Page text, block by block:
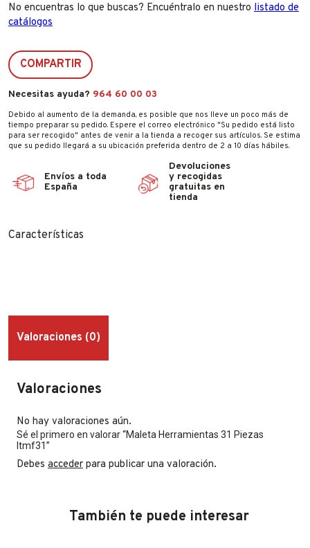
No encuentras lo que buscas? Encuéntralo en nuestro listado de
catálogos
COMPARTIR
Necesitas ayuda? 964 60 00 03
Debido al aumento de la demanda, es posible que nos lleve un poco más de
tiempo preparar su pedido. Espere el correo electrónico "Su pedido está listo
para ser recogido" antes de venir a la tienda a recoger sus artículos. Se estima
que su pedido llegará a su ubicación preferida dentro de 2 a 10 días hábiles.
Envíos a toda
España
Devoluciones
y recogidas
gratuitas en
tienda
Características
Valoraciones (0)
Valoraciones
No hay valoraciones aún.
Sé el primero en valorar “Maleta Herramientas 31 Piezas
Itmf31”
Debes acceder para publicar una valoración.
También te puede interesar